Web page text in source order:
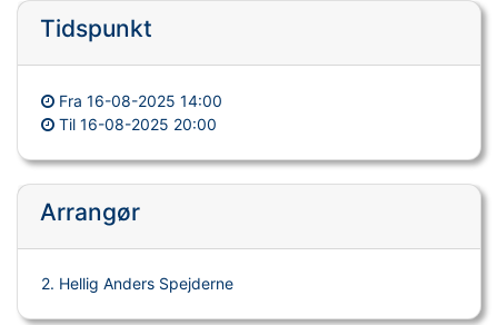
Tidspunkt
Fra 16-08-2025 14:00
Til 16-08-2025 20:00
Arrangør
2. Hellig Anders Spejderne